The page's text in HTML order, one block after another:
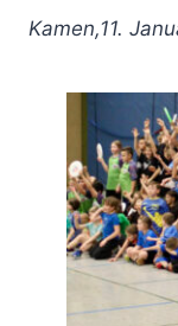
Kamen,11.